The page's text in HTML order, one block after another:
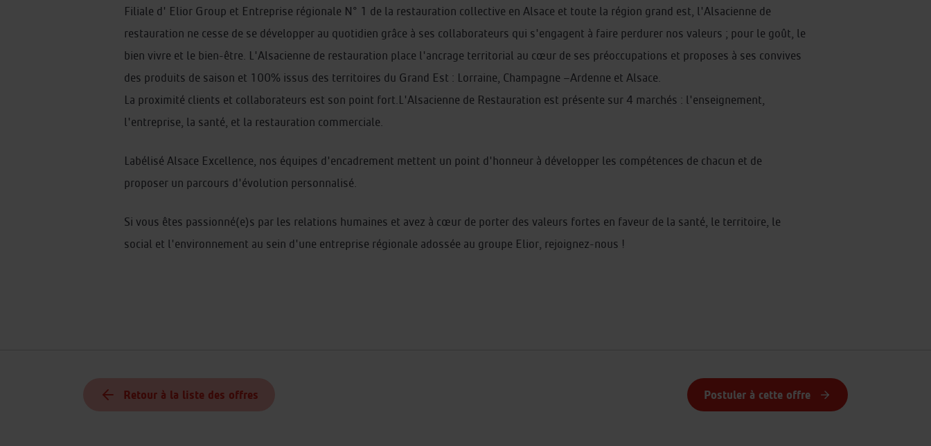
Filiale d' Elior Group et Entreprise régionale N° 1 de la restauration collective en Alsace et toute la région grand est, l'Alsacienne de
restauration ne cesse de se développer au quotidien grâce à ses collaborateurs qui s'engagent à faire perdurer nos valeurs ; pour le goût, le
bien vivre et le bien-être. L'Alsacienne de restauration place l'ancrage territorial au cœur de ses préoccupations et proposes à ses convives
des produits de saison et 100% issus des territoires du Grand Est : Lorraine, Champagne –Ardenne et Alsace.
La proximité clients et collaborateurs est son point fort.L'Alsacienne de Restauration est présente sur 4 marchés : l'enseignement,
l'entreprise, la santé, et la restauration commerciale.
Labélisé Alsace Excellence, nos équipes d'encadrement mettent un point d'honneur à développer les compétences de chacun et de
proposer un parcours d'évolution personnalisé.
Si vous êtes passionné(e)s par les relations humaines et avez à cœur de porter des valeurs fortes en faveur de la santé, le territoire, le
social et l'environnement au sein d'une entreprise régionale adossée au groupe Elior, rejoignez-nous !
Retour à la liste des offres Postuler à cette offre